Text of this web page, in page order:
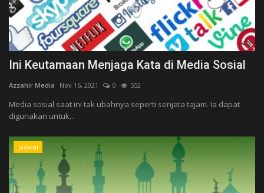
Ini Keutamaan Menjaga Kata di Media Sosial
Azzahir Media Nov 16, 2021 0 552
Media sosial saat ini tak ubahnya seperti senjata tajam. Ia dapat
digunakan untuk...
Jadwal